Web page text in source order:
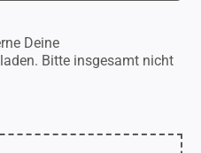
Deine
Bitte insgesamt nicht